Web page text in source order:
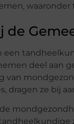
de
een
deel aan
van
dragen ze bij